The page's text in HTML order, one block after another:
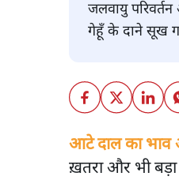
जलवायु
गेहूँ के दाने सूख
आटे दाल का भाव
ख़तरा और भी